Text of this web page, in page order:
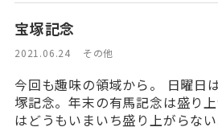
宝塚記念
2021.06.24 その他
今回も趣味の領域から。 日曜日
塚記念。年末の有馬記念は盛り
はどうもいまいち盛り上がらな